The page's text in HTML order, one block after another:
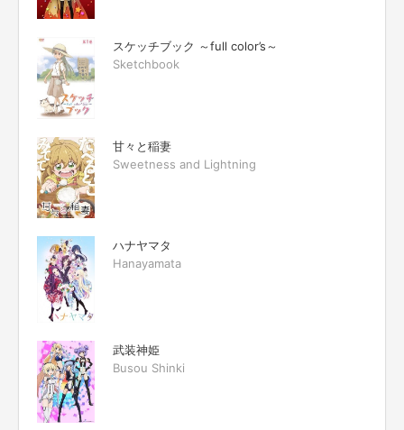
スケッチブック ～full color’s～
Sketchbook
甘々と稲妻
Sweetness and Lightning
ハナヤマタ
Hanayamata
武装神姫
Busou Shinki